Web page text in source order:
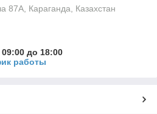
87А, Караганда, Казахстан
до 18:00
работы